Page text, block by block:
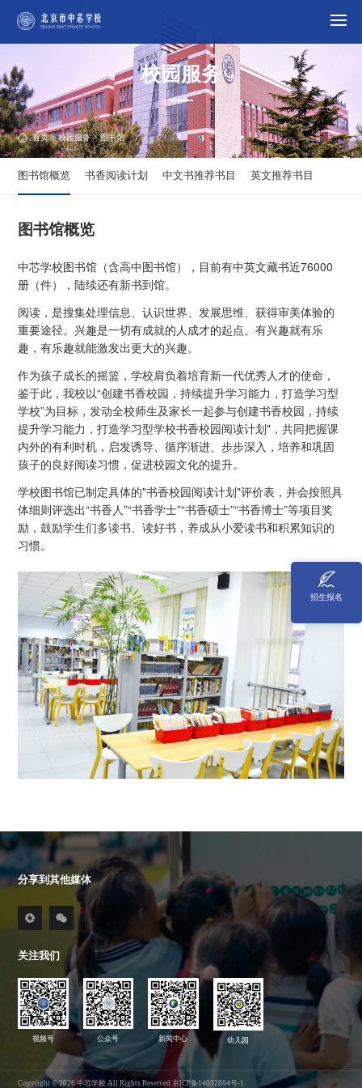
校园服务
首页>校园服务> 图书馆
图书馆概览 书香阅读计划 中文书推荐书目 英文推荐书目
图书馆概览
中芯学校图书馆（含高中图书馆），目前有中英文藏书近76000
册（件），陆续还有新书到馆。
阅读，是搜集处理信息、认识世界、发展思维、获得审美体验的
重要途径。兴趣是一切有成就的人成才的起点。有兴趣就有乐
趣，有乐趣就能激发出更大的兴趣。
作为孩子成长的摇篮，学校肩负着培育新一代优秀人才的使命，
鉴于此，我校以“创建书香校园，持续提升学习能力，打造学习型
学校”为目标，发动全校师生及家长一起参与创建书香校园，持续
提升学习能力，打造学习型学校书香校园阅读计划"，共同把握课
内外的有利时机，启发诱导、循序渐进、步步深入，培养和巩固
孩子的良好阅读习惯，促进校园文化的提升。
学校图书馆已制定具体的"书香校园阅读计划"评价表，并会按照具
体细则评选出“书香人”“书香学士”“书香硕士”“书香博士”等项目奖
励，鼓励学生们多读书、读好书，养成从小爱读书和积累知识的
习惯。
分享到其他媒体
关注我们
视频号 公众号 新闻中心 幼儿园
Copyright © 2026 中芯学校 All Rights Reserved 京ICP备14032884号-1
招生报名